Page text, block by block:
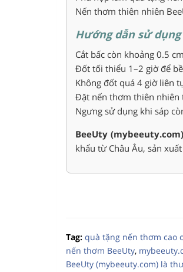
Nến thơm thiên nhiên
Hướng dẫn sử
Cắt bấc còn khoảng 0.5
Đốt tối thiểu 1–2 giờ để
Không đốt quá 4 giờ liên
Đặt nến thơm thiên nhiên
Ngưng sử dụng khi sáp
BeeUty (mybeeuty.com)
khẩu từ Châu Âu, sản
Tag: quà tặng nến thơm cao
nến thơm BeeUty,
BeeUty (mybeeuty.com) là